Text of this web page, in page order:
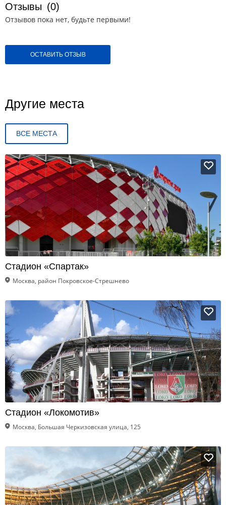
Отзывы (0)
Отзывов пока нет, будьте первыми!
ОСТАВИТЬ ОТЗЫВ
Другие места
ВСЕ МЕСТА
Стадион «Спартак»
Москва, район Покровское-Стрешнево
Стадион «Локомотив»
Москва, Большая Черкизовская улица, 125